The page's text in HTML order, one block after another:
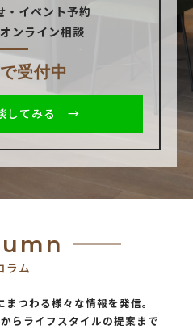
・イベント予約
ンライン相談
受付中
してみる →
ラム
つわる様々な情報を発信。
らライフスタイルの提案まで